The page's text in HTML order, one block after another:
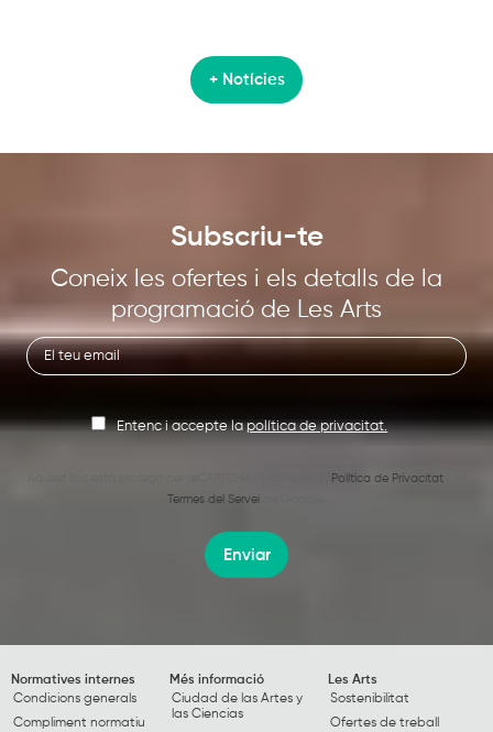
+ Notícies
Subscriu-te
Coneix les ofertes i els detalls de la
programació de Les Arts
Entenc i accepte lapolítica de privacitat.
Política de Privacitati els
Termes del Servei
Enviar
Normatives internes
Condicions generals
Compliment normatiu
Més informació
Ciudad de las Artes y
las Ciencias
Les Arts
Sostenibilitat
Ofertes de treball